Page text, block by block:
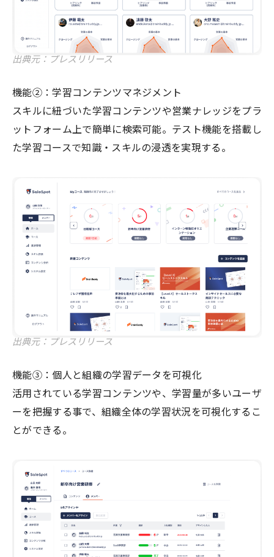
出典元：プレスリリース
機能②：学習コンテンツマネジメント
スキルに紐づいた学習コンテンツや営業ナレッジをプラ
ットフォーム上で簡単に検索可能。テスト機能を搭載し
た学習コースで知識・スキルの浸透を実現する。
出典元：プレスリリース
機能③：個人と組織の学習データを可視化
活用されている学習コンテンツや、学習量が多いユーザ
ーを把握する事で、組織全体の学習状況を可視化するこ
とができる。